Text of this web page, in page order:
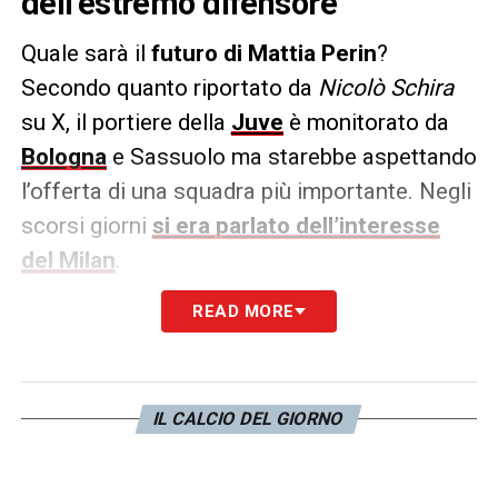
Quale sarà il futuro di Mattia Perin?
Secondo quanto riportato da Nicolò Schira
su X, il portiere della Juve è monitorato da
Bolognae Sassuolo ma starebbe aspettando
l’offerta di una squadra più importante. Negli
scorsi giorni si era parlato dell’interesse
del Milan.
«Il Bologna ha chiesto
parte. Il Sassuolo aveva mostrato interesse,
ma il portiere della Juve è in attesa di una
READ MORE
IL CALCIO DEL GIORNO